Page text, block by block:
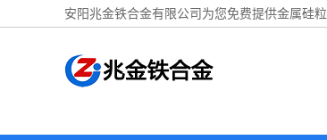
安阳兆金铁合金有限公司为您免费提供金属硅粒